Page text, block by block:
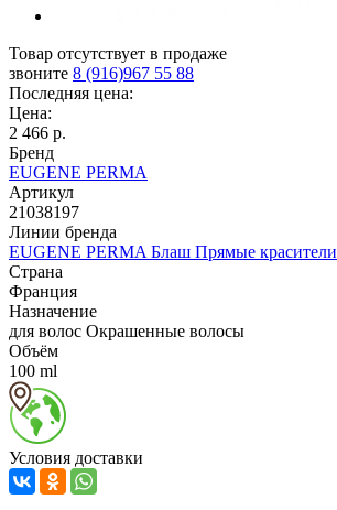
Товар отсутствует в продаже
звоните 8 (916)967 55 88
Последняя цена:
Цена:
2 466 р.
Бренд
EUGENE PERMA
Артикул
21038197
Линии бренда
EUGENE PERMA Блаш Прямые красители
Страна
Франция
Назначение
для волос Окрашенные волосы
Объём
100 ml
Условия доставки